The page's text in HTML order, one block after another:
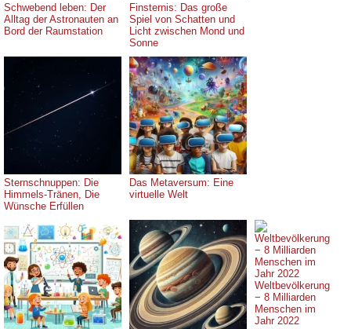
Schwebend leben: Der
Alltag der Astronauten an
Bord der Raumstation
Finsternis: Das große
Spiel von Schatten und
Licht zwischen Mond und
Sonne
Sternschnuppen: Die
Himmels-Tränen, Die
Wünsche Erfüllen
Das Metaversum: Eine
virtuelle Welt
Weltbevölkerung
− 8 Milliarden
Menschen im
Jahr 2022